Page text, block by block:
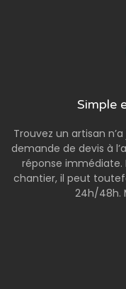
Simple
Trouvez un artisan
demande de devis à
réponse immédiate.
chantier, il peut
24h/48h.